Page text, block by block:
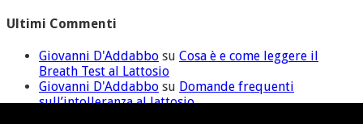
Ultimi Commenti
Giovanni D'Addabbo su Cosa è e come leggere il
Breath Test al Lattosio
Giovanni D'Addabbo su Domande frequenti
sull’intolleranza al lattosio